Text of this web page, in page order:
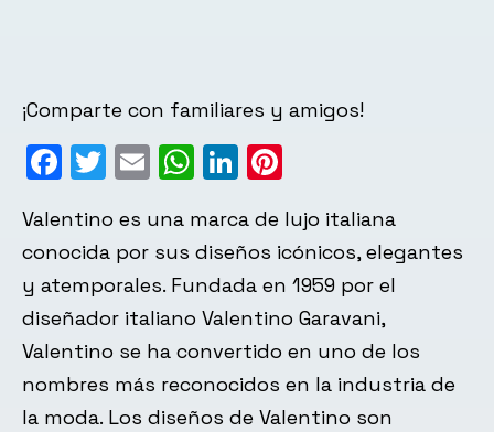
¡Comparte con familiares y amigos!
Facebook
Twitter
EmailWhatsApp
LinkedIn
Valentino es una marca de lujo italiana
conocida por sus diseños icónicos, elegantes
y atemporales. Fundada en 1959 por el
diseñador italiano Valentino Garavani,
Valentino se ha convertido en uno de los
nombres más reconocidos en la industria de
la moda. Los diseños de Valentino son